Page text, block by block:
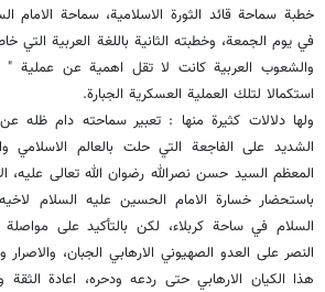
خطبة سماحة قائد الثورة الاسلامية، سماحة الامام
في يوم الجمعة، وخطبته الثانية باللغة العربية التي
استكمالا لتلك العملية العسكرية الجبارة.
ولها دلالات كثيرة منها : تعبير سماحته دام ظله
الشديد على الفاجعة التي حلت بالعالم الاسلامي
المعظم السيد حسن نصرالله رضوان الله تعالى عليه،
باستحضار خسارة الامام الحسين عليه السلام
السلام في ساحة كربلاء، لكن بالتأكيد على
النصر على العدو الصهيوني الارهابي الجبان،
هذا الكيان الارهابي حتى ردعه ودحره، اعادة الثقة